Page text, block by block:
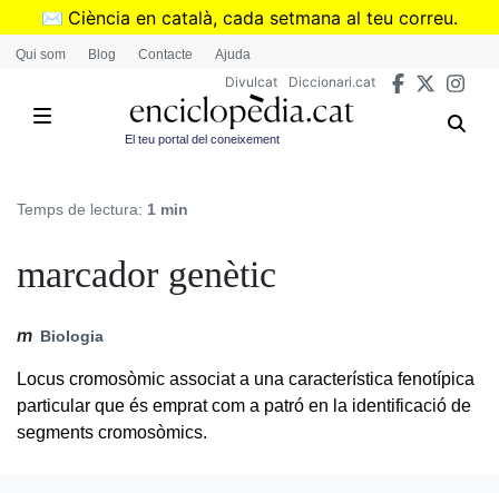
Vés
✉️ Ciència en català, cada setmana al teu correu.
➜Subscriu-te al butlletí de Divulcat
Qui som Blog Contacte Ajuda
Divulcat Diccionari.cat
El teu portal del coneixement
Temps de lectura: 1 min
marcador genètic
m Biologia
Locus cromosòmic associat a una característica fenotípica
particular que és emprat com a patró en la identificació de
segments cromosòmics.